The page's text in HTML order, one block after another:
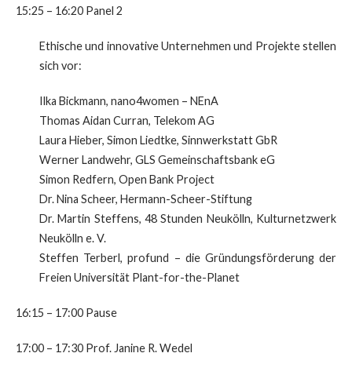
15:25 – 16:20 Panel 2
Ethische und innovative Unternehmen und Projekte stellen
sich vor:
Ilka Bickmann, nano4women – NEnA
Thomas Aidan Curran, Telekom AG
Laura Hieber, Simon Liedtke, Sinnwerkstatt GbR
Werner Landwehr, GLS Gemeinschaftsbank eG
Simon Redfern, Open Bank Project
Dr. Nina Scheer, Hermann-Scheer-Stiftung
Dr. Martin Steffens, 48 Stunden Neukölln, Kulturnetzwerk
Neukölln e. V.
Steffen Terberl, profund – die Gründungsförderung der
Freien Universität Plant-for-the-Planet
16:15 – 17:00 Pause
17:00 – 17:30 Prof. Janine R. Wedel